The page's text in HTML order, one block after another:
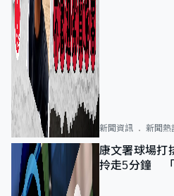
新聞資訊 新聞熱
康文署球場
拎走5分鐘 「